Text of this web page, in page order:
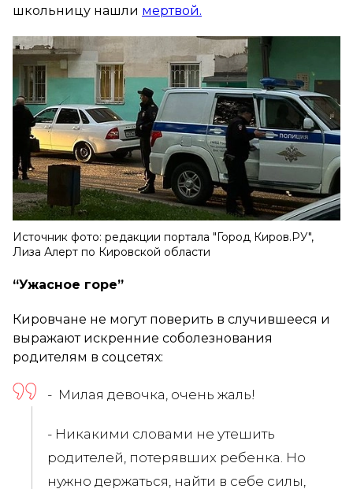
школьницу нашли мертвой.
Источник фото: редакции портала "Город Киров.РУ",
Лиза Алерт по Кировской области
“Ужасное горе”
Кировчане не могут поверить в случившееся и
выражают искренние соболезнования
родителям в соцсетях:
- Милая девочка, очень жаль!
- Никакими словами не утешить
родителей, потерявших ребенка. Но
нужно держаться, найти в себе силы,